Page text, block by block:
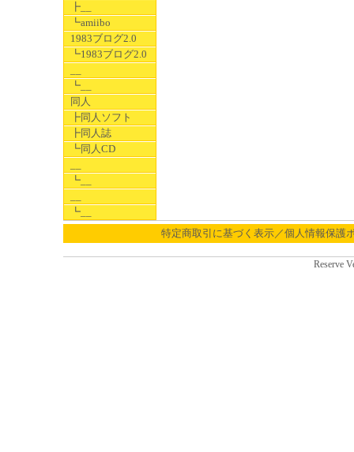
┣__
┗amiibo
1983ブログ2.0
┗1983ブログ2.0
┗__
同人
┣同人ソフト
┣同人誌
┗同人CD
┗__
┗__
特定商取引に基づく表示／個人情報保護
Reserve